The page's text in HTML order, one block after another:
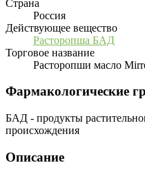
Страна
Россия
Действующее вещество
Расторопша БАД
Торговое название
Расторопши масло
Фармакологические
БАД - продукты
происхождения
Описание